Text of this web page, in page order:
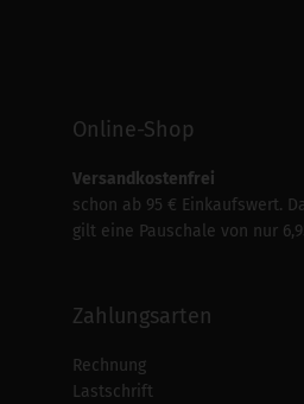
Online-Shop
Versandkostenfrei
schon ab 95 € Einkaufswert.
gilt eine Pauschale von nur
Zahlungsarten
Rechnung
Lastschrift